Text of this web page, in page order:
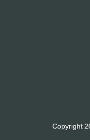
Copyright
Copyright